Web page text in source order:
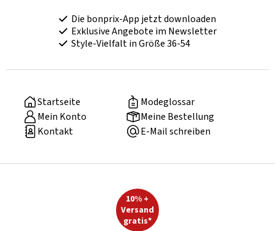
Die bonprix-App jetzt downloaden
Exklusive Angebote im Newsletter
Style-Vielfalt in Größe 36-54
Startseite
Modeglossar
Mein Konto
Meine Bestellung
Kontakt
E-Mail schreiben
10% +
Versand
gratis*